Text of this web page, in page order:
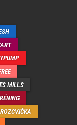
MILLS
ROZCVIČKA